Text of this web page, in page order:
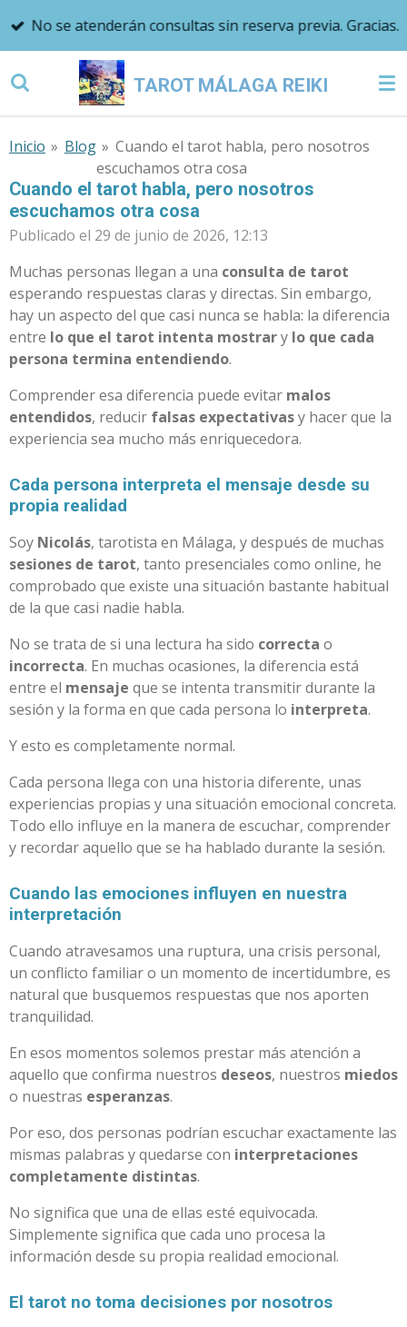
principal
TAROT MÁLAGA REIKI
No se atenderán consultas sin reserva previa. Gracias.
Inicio » Blog » Cuando el tarot habla, pero nosotros
escuchamos otra cosa
Cuando el tarot habla, pero nosotros
escuchamos otra cosa
Publicado el 29 de junio de 2026, 12:13
Muchas personas llegan a una consulta de tarot
esperando respuestas claras y directas. Sin embargo,
hay un aspecto del que casi nunca se habla: la diferencia
entre lo que el tarot intenta mostrary lo que cada
persona termina entendiendo.
Comprender esa diferencia puede evitar malos
entendidos, reducir falsas expectativasy hacer que la
experiencia sea mucho más enriquecedora.
Cada persona interpreta el mensaje desde su
propia realidad
Soy Nicolás, tarotista en Málaga, y después de muchas
sesiones de tarot, tanto presenciales como online, he
comprobado que existe una situación bastante habitual
de la que casi nadie habla.
No se trata de si una lectura ha sido correcta o
incorrecta. En muchas ocasiones, la diferencia está
entre el mensaje que se intenta transmitir durante la
sesión y la forma en que cada persona lo interpreta.
Y esto es completamente normal.
Cada persona llega con una historia diferente, unas
experiencias propias y una situación emocional concreta.
Todo ello influye en la manera de escuchar, comprender
y recordar aquello que se ha hablado durante la sesión.
Cuando las emociones influyen en nuestra
interpretación
Cuando atravesamos una ruptura, una crisis personal,
un conflicto familiar o un momento de incertidumbre, es
natural que busquemos respuestas que nos aporten
tranquilidad.
En esos momentos solemos prestar más atención a
aquello que confirma nuestros deseos, nuestros miedos
o nuestras esperanzas.
Por eso, dos personas podrían escuchar exactamente las
mismas palabras y quedarse con interpretaciones
completamente distintas.
No significa que una de ellas esté equivocada.
Simplemente significa que cada uno procesa la
información desde su propia realidad emocional.
El tarot no toma decisiones por nosotros